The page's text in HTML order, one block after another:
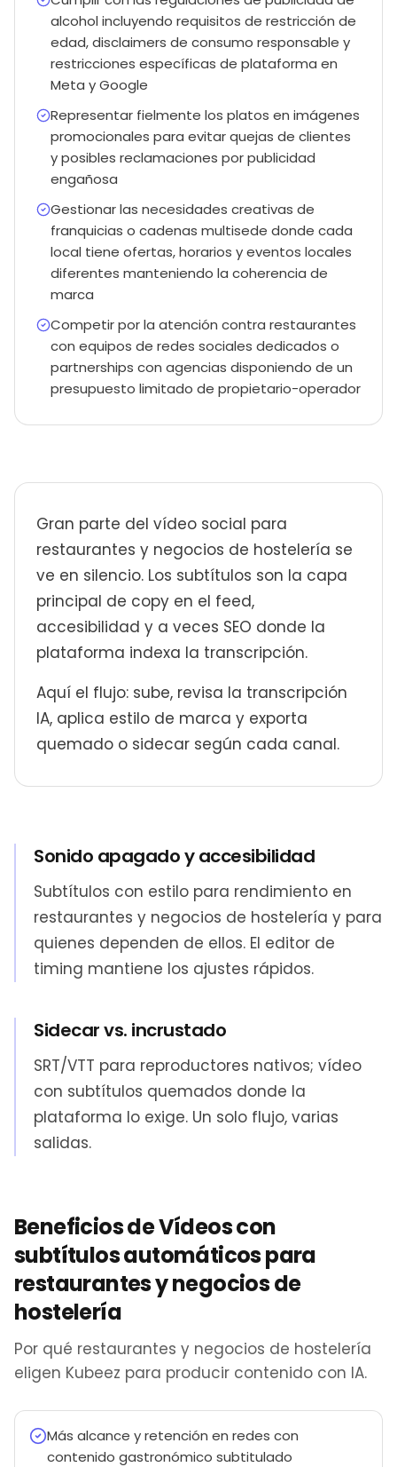
alcohol incluyendo requisitos de restricción de
edad, disclaimers de consumo responsable y
restricciones específicas de plataforma en
Meta y Google
Representar fielmente los platos en imágenes
promocionales para evitar quejas de clientes
y posibles reclamaciones por publicidad
engañosa
Gestionar las necesidades creativas de
franquicias o cadenas multisede donde cada
local tiene ofertas, horarios y eventos locales
diferentes manteniendo la coherencia de
marca
Competir por la atención contra restaurantes
con equipos de redes sociales dedicados o
partnerships con agencias disponiendo de un
presupuesto limitado de propietario-operador
Gran parte del vídeo social para
restaurantes y negocios de hostelería se
ve en silencio. Los subtítulos son la capa
principal de copy en el feed,
accesibilidad y a veces SEO donde la
plataforma indexa la transcripción.
Aquí el flujo: sube, revisa la transcripción
IA, aplica estilo de marca y exporta
quemado o sidecar según cada canal.
Sonido apagado y accesibilidad
Subtítulos con estilo para rendimiento en
restaurantes y negocios de hostelería y para
quienes dependen de ellos. El editor de
timing mantiene los ajustes rápidos.
Sidecar vs. incrustado
SRT/VTT para reproductores nativos; vídeo
con subtítulos quemados donde la
plataforma lo exige. Un solo flujo, varias
salidas.
Beneficios de Vídeos con
subtítulos automáticos para
restaurantes y negocios de
hostelería
Por qué restaurantes y negocios de hostelería
eligen Kubeez para producir contenido con IA.
Más alcance y retención en redes con
contenido gastronómico subtitulado